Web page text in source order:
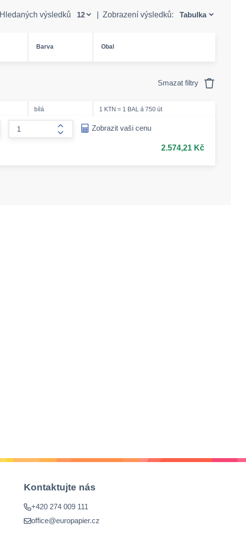
Hledaných výsledků Zobrazení výsledků:
Barva Obal
Smazat filtry
bílá 1 KTN = 1 BAL á 750 út
form.increase-amount
Zobrazit vaši cenu
2.574,21 Kč
Kontaktujte nás
+420 274 009 111
office@europapier.cz